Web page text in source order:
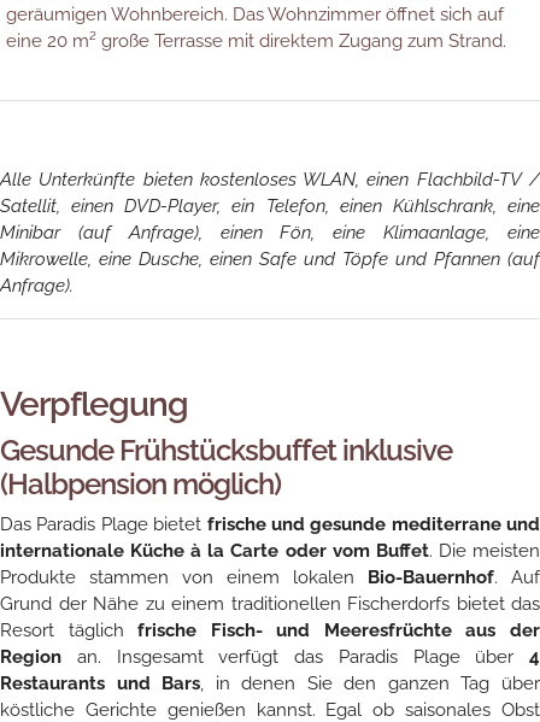
geräumigen Wohnbereich. Das Wohnzimmer öffnet sich auf
eine 20 m² große Terrasse mit direktem Zugang zum Strand.
Alle Unterkünfte bieten kostenloses WLAN, einen Flachbild-TV /
Satellit, einen DVD-Player, ein Telefon, einen Kühlschrank, eine
Minibar (auf Anfrage), einen Fön, eine Klimaanlage, eine
Mikrowelle, eine Dusche, einen Safe und Töpfe und Pfannen (auf
Anfrage).
Verpflegung
Gesunde Frühstücksbuffet inklusive
(Halbpension möglich)
Das Paradis Plage bietet frische und gesunde mediterrane und
internationale Küche à la Carte oder vom Buffet. Die meisten
Produkte stammen von einem lokalen Bio-Bauernhof. Auf
Grund der Nähe zu einem traditionellen Fischerdorfs bietet das
Resort täglichfrische Fisch- und Meeresfrüchte aus der
Region an. Insgesamt verfügt das Paradis Plage über 4
Restaurants und Bars, in denen Sie den ganzen Tag über
köstliche Gerichte genießen kannst. Egal ob saisonales Obst